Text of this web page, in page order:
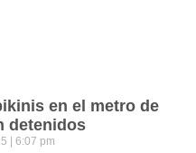
en el metro de
detenidos
6:07 pm